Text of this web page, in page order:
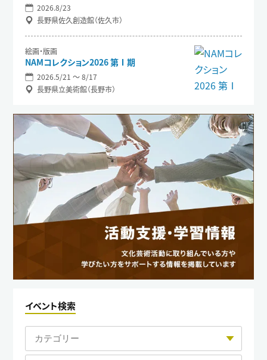
2026.8/23
長野県佐久創造館（佐久市）
絵画・版画
NAMコレクション2026 第Ⅰ期
2026.5/21 〜 8/17
長野県立美術館（長野市）
イベント検索